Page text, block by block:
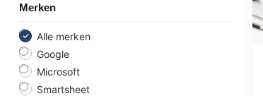
Merken
Alle merken
Google
Microsoft
Smartsheet